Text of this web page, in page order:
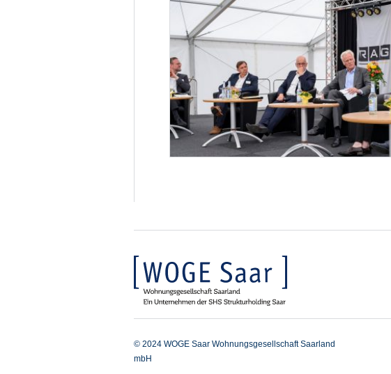
© 2024 WOGE Saar Wohnungsgesellschaft Saarland
mbH